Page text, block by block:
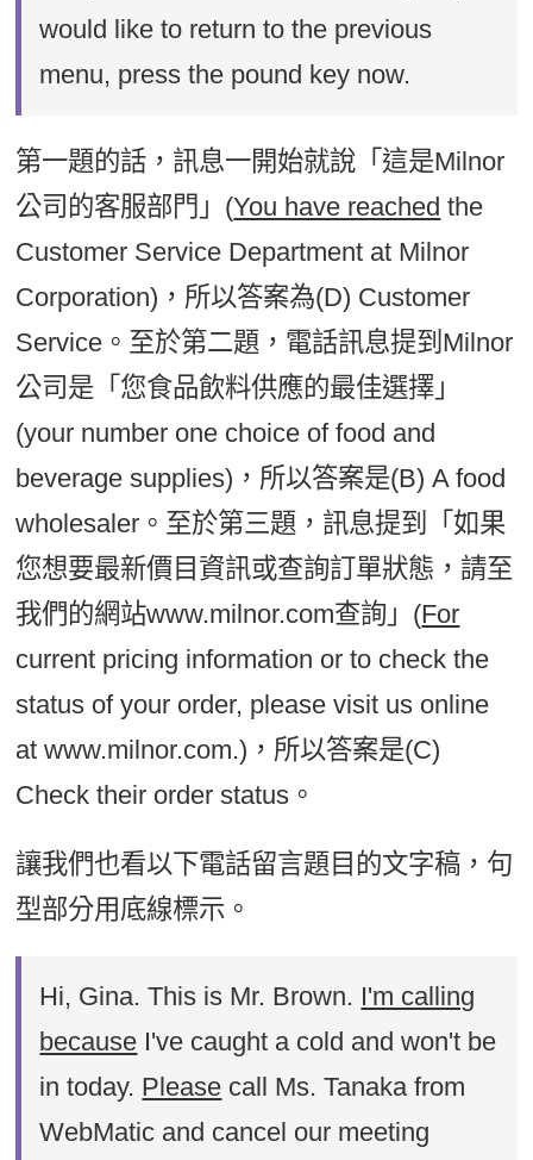
would like to return to the previous
menu, press the pound key now.
第一題的話，訊息一開始就說「這是Milnor
公司的客服部門」(You have reached the
Customer Service Department at Milnor
Corporation)，所以答案為(D) Customer
Service。至於第二題，電話訊息提到Milnor
公司是「您食品飲料供應的最佳選擇」
(your number one choice of food and
beverage supplies)，所以答案是(B) A food
wholesaler。至於第三題，訊息提到「如果
您想要最新價目資訊或查詢訂單狀態，請至
我們的網站www.milnor.com查詢」(For
current pricing information or to check the
status of your order, please visit us online
at www.milnor.com.)，所以答案是(C)
Check their order status。
讓我們也看以下電話留言題目的文字稿，句
型部分用底線標示。
Hi, Gina. This is Mr. Brown. I'm calling
because I've caught a cold and won't be
in today. Please call Ms. Tanaka from
WebMatic and cancel our meeting